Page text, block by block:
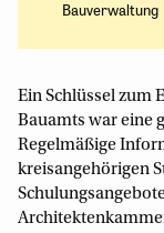
Bauverwaltung
Ein Schlüssel zum
Bauamts war eine
Regelmäßige
kreisangehörigen